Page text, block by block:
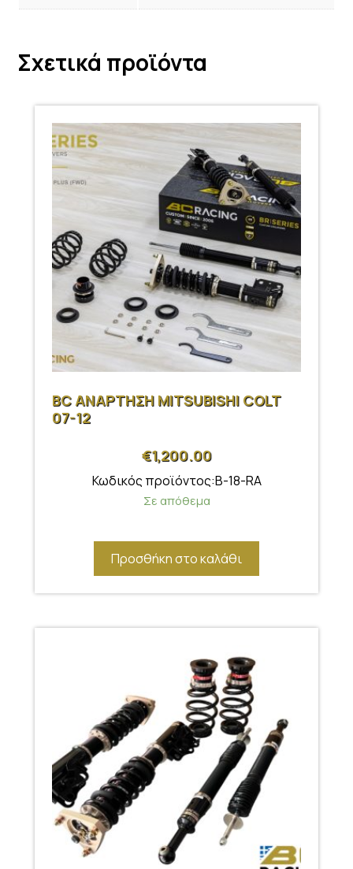
Σχετικά προϊόντα
BC ΑΝΑΡΤΗΣΗ MITSUBISHI COLT
07-12
€1,200.00
Κωδικός προϊόντος:B-18-RA
Σε απόθεμα
Προσθήκη στο καλάθι